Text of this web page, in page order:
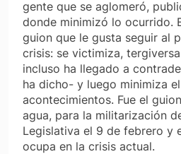
gente que se aglomeró,
donde minimizó lo ocurrido.
guion que le gusta seguir al
crisis: se victimiza,
incluso ha llegado a
ha dicho- y luego minimiza
acontecimientos. Fue el
agua, para la militarización
Legislativa el 9 de febrero y
ocupa en la crisis actual.